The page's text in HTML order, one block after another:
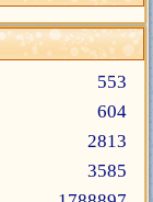
553
604
2813
3585